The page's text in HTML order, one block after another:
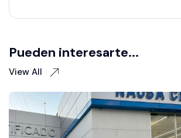
Pueden interesarte...
View All